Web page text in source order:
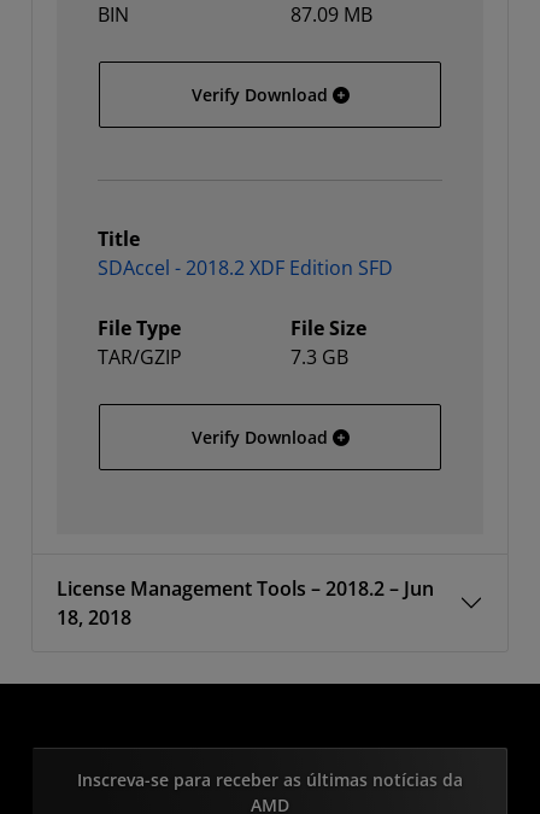
BIN
87.09 MB
Verify Download SDAccel - 2018.2 XDF
Title
SDAccel - 2018.2 XDF Edition SFD
File Type
TAR/GZIP
File Size
7.3 GB
Verify Download SDAccel - 2018.2 XDF
License Management Tools – 2018.2 – Jun
18, 2018
Inscreva-se para receber as últimas notícias da
AMD